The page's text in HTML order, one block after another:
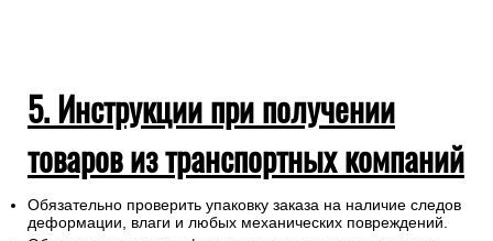
5. Инструкции при получении
товаров из транспортных компаний
Обязательно проверить упаковку заказа на наличие следов
деформации, влаги и любых механических повреждений.